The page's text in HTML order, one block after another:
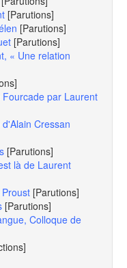
[Parutions]
[Parutions]
[Parutions]
« Une relation
par Laurent
Cressan
[Parutions]
là de Laurent
[Parutions]
[Parutions]
Colloque de